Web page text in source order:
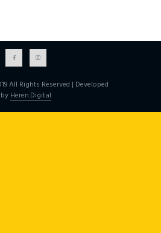
All Rights Reserved | Developed
by Heren.Digital